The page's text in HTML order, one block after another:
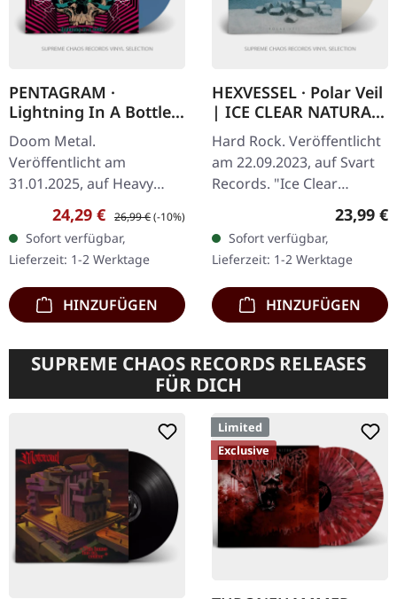
PENTAGRAM ·
Lightning In A Bottle |
AQUA BLUE LP
Doom Metal.
Veröffentlicht am
31.01.2025, auf Heavy
Psych Sounds Records.
Aqua-Blaues Vinyl LP in
limitierter Auflage.
Zwischen Alben wie…
Verkaufspreis:
24,29 € Regulärer Preis:
26,99 €(-10%)
Sofort verfügbar,
Lieferzeit: 1-2 Werktage
HINZUFÜGEN
HEXVESSEL · Polar Veil
| ICE CLEAR NATURAL
LP
Hard Rock. Veröffentlicht
am 22.09.2023, auf Svart
Records. "Ice Clear
Natural" Vinyl mit Booklet
Hexvessel entführt uns
mit „Polar Veil" auf eine…
23,99 €
Sofort verfügbar,
Lieferzeit: 1-2 Werktage
HINZUFÜGEN
SUPREME CHAOS RECORDS RELEASES
FÜR DICH
Limited
Exclusive